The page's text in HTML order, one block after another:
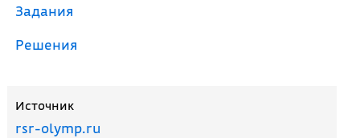
Задания
Решения
Источник
rsr-olymp.ru